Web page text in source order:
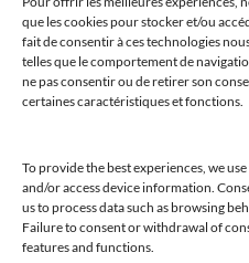
que les cookies pour stocker et/ou
fait de consentir à ces technologies
telles que le comportement de
ne pas consentir ou de retirer son
certaines caractéristiques et fonctions.
To provide the best experiences, we
and/or access device information.
us to process data such as browsing
Failure to consent or withdrawal of
features and functions.